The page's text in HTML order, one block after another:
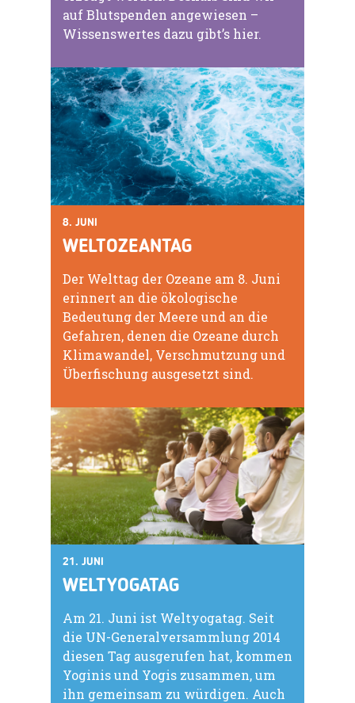
auf Blutspenden angewiesen –
Wissenswertes dazu gibt’s hier.
8. JUNI
WELTOZEANTAG
Der Welttag der Ozeane am 8. Juni
erinnert an die ökologische
Bedeutung der Meere und an die
Gefahren, denen die Ozeane durch
Klimawandel, Verschmutzung und
Überfischung ausgesetzt sind.
21. JUNI
WELTYOGATAG
Am 21. Juni ist Weltyogatag. Seit
die UN-Generalversammlung 2014
diesen Tag ausgerufen hat, kommen
Yoginis und Yogis zusammen, um
ihn gemeinsam zu würdigen. Auch